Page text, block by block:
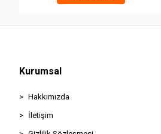
Kurumsal
Hakkımızda
İletişim